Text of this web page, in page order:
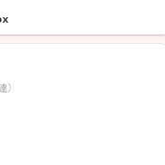
）